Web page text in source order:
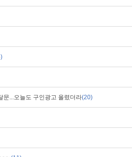
문...오늘도 구인광고 올렸더라(20)